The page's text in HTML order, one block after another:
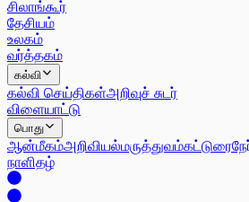
சிலாங்கூர்
தேசியம்
உலகம்
வர்த்தகம்
கல்வி
கல்வி செய்திகள்அறிவுச் சுடர்
விளையாட்டு
பொது
ஆன்மீகம்அறிவியல்மருத்துவம்கட்டுரை
நாளிதழ்